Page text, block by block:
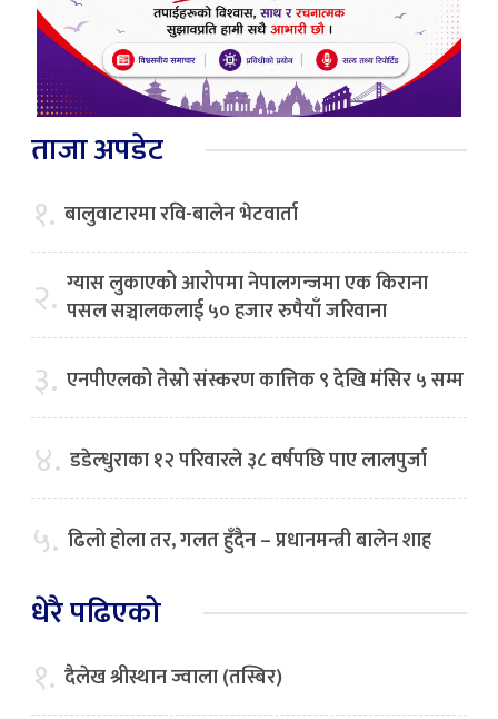
ताजा अपडेट
१. बालुवाटारमा रवि-बालेन भेटवार्ता
२. ग्यास लुकाएको आरोपमा नेपालगन्जमा एक किराना
पसल सञ्चालकलाई ५० हजार रुपैयाँ जरिवाना
३. एनपीएलको तेस्रो संस्करण कात्तिक ९ देखि मंसिर ५ सम्म
४. डडेल्धुराका १२ परिवारले ३८ वर्षपछि पाए लालपुर्जा
५. ढिलो होला तर, गलत हुँदैन – प्रधानमन्त्री बालेन शाह
धेरै पढिएको
१. दैलेख श्रीस्थान ज्वाला (तस्बिर)